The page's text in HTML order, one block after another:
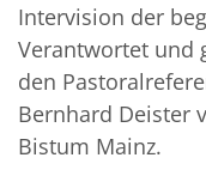
Intervision der
Verantwortet und
den
Bernhard Deister
Bistum Mainz.